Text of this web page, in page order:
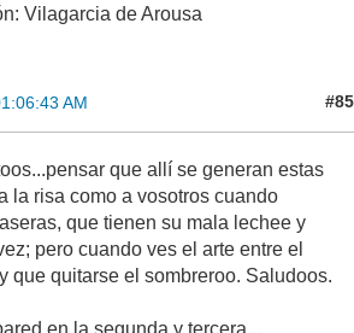
Vilagarcia de Arousa
AM #85
que allí se generan estas
la risa como a vosotros cuando
que tienen su mala lechee y
pero cuando ves el arte entre el
que quitarse el sombreroo. Saludoos.
en la segunda y tercera...